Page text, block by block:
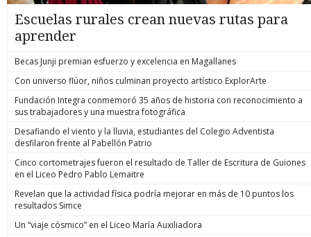
Escuelas rurales crean nuevas rutas para
aprender
Becas Junji premian esfuerzo y excelencia en Magallanes
Con universo flúor, niños culminan proyecto artístico ExplorArte
Fundación Integra conmemoró 35 años de historia con reconocimiento a
sus trabajadores y una muestra fotográfica
Desafiando el viento y la lluvia, estudiantes del Colegio Adventista
desfilaron frente al Pabellón Patrio
Cinco cortometrajes fueron el resultado de Taller de Escritura de Guiones
en el Liceo Pedro Pablo Lemaitre
Revelan que la actividad física podría mejorar en más de 10 puntos los
resultados Simce
Un “viaje cósmico” en el Liceo María Auxiliadora